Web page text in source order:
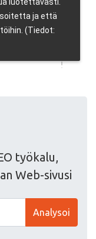
työkalu,
Web-sivusi
Analysoi